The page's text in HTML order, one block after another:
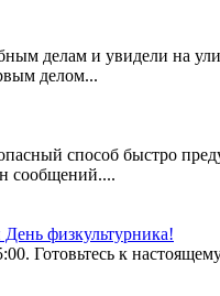
делам и увидели на
делом...
способ быстро
сообщений....
физкультурника!
Готовьтесь к